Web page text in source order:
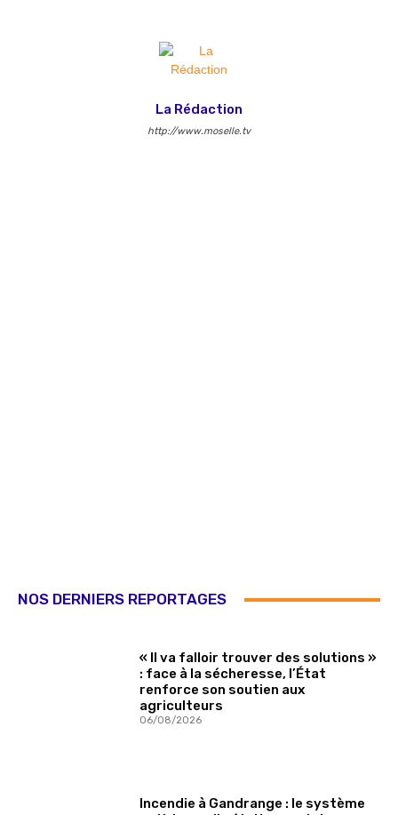
La Rédaction
http://www.moselle.tv
NOS DERNIERS REPORTAGES
« Il va falloir trouver des solutions »
: face à la sécheresse, l’État
renforce son soutien aux
agriculteurs
06/08/2026
Incendie à Gandrange : le système